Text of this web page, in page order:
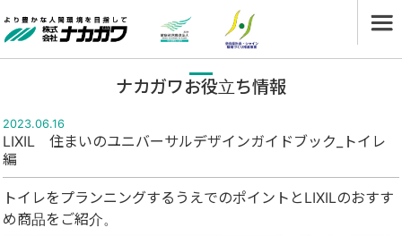
ナカガワお役立ち情報
2023.06.16
LIXIL 住まいのユニバーサルデザインガイドブック_トイレ
編
トイレをプランニングするうえでのポイントとLIXILのおすす
め商品をご紹介。